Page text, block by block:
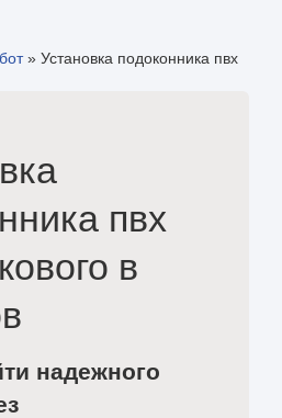
» Установка подоконника пвх
пвх
в
надежного